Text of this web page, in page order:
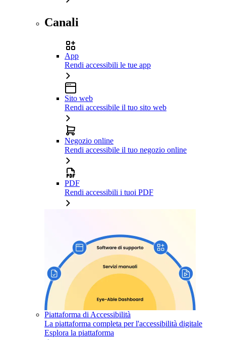
Canali
App
Rendi accessibili le tue app
Sito web
Rendi accessibile il tuo sito web
Negozio online
Rendi accessibile il tuo negozio online
PDF
Rendi accessibili i tuoi PDF
Piattaforma di Accessibilità
La piattaforma completa per l'accessibilità digitale
Esplora la piattaforma